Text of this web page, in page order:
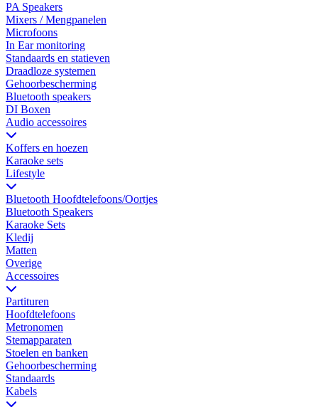
PA Speakers
Mixers / Mengpanelen
Microfoons
In Ear monitoring
Standaards en statieven
Draadloze systemen
Gehoorbescherming
Bluetooth speakers
DI Boxen
Audio accessoires
Koffers en hoezen
Karaoke sets
Lifestyle
Bluetooth Hoofdtelefoons/Oortjes
Bluetooth Speakers
Karaoke Sets
Kledij
Matten
Overige
Accessoires
Partituren
Hoofdtelefoons
Metronomen
Stemapparaten
Stoelen en banken
Gehoorbescherming
Standaards
Kabels